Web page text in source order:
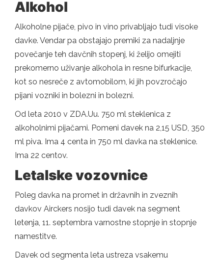
Alkohol
Alkoholne pijače, pivo in vino privabljajo tudi visoke
davke. Vendar pa obstajajo premiki za nadaljnje
povečanje teh davčnih stopenj, ki želijo omejiti
prekomerno uživanje alkohola in resne bifurkacije,
kot so nesreče z avtomobilom, ki jih povzročajo
pijani vozniki in bolezni in bolezni.
Od leta 2010 v ZDA.Uu. 750 ml steklenica z
alkoholnimi pijačami. Pomeni davek na 2,15 USD, 350
ml piva. Ima 4 centa in 750 ml davka na steklenice.
Ima 22 centov.
Letalske vozovnice
Poleg davka na promet in državnih in zveznih
davkov Airckers nosijo tudi davek na segment
letenja, 11. septembra varnostne stopnje in stopnje
namestitve.
Davek od segmenta leta ustreza vsakemu